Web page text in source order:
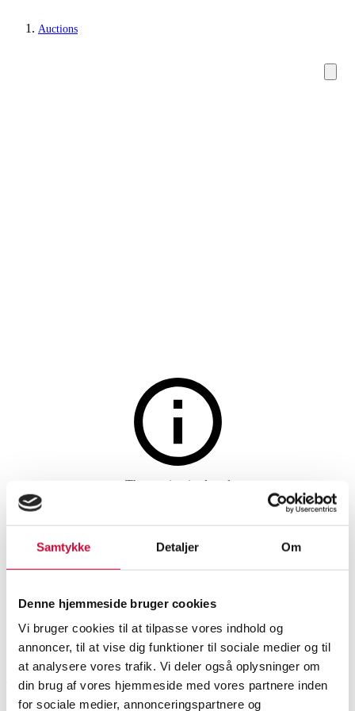
Samtykke Detaljer Om
Denne hjemmeside bruger cookies
Vi bruger cookies til at tilpasse vores indhold og
annoncer, til at vise dig funktioner til sociale medier og til
at analysere vores trafik. Vi deler også oplysninger om
din brug af vores hjemmeside med vores partnere inden
for sociale medier, annonceringspartnere og
Auctions
Jewellery sets
The auction is closed
Bracelet and matching ring
made of sterling silver, ring size
SHOWROOMESTIMATE ITEM NUMBER
Brand new itemVAT lot